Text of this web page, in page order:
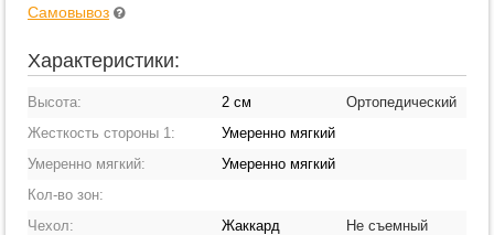
Самовывоз
Характеристики:
Высота: 2 см
Ортопедический
Жесткость стороны 1:
Умеренно мягкий
Умеренно мягкий:
Умеренно мягкий
Кол-во зон:
Чехол:
Жаккард
Не съемный